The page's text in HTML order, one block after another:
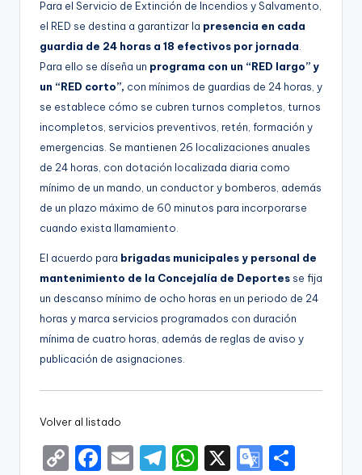
Para el Servicio de Extinción de Incendios y Salvamento,
el RED se destina a garantizar la presencia en cada
guardia de 24 horas a 18 efectivos por jornada.
Para ello se díseña un programa con un “RED largo” y
un “RED corto”, con mínimos de guardias de 24 horas, y
se establece cómo se cubren turnos completos, turnos
incompletos, servicios preventivos, retén, formación y
emergencias. Se mantienen 26 localizaciones anuales
de 24 horas, con dotación localizada diaria como
mínimo de un mando, un conductor y bomberos, además
de un plazo máximo de 60 minutos para incorporarse
cuando exista llamamiento.
El acuerdo para brigadas municipales y personal de
mantenimiento de la Concejalía de Deportes se fija
un descanso mínimo de ocho horas en un periodo de 24
horas y marca servicios programados con duración
mínima de cuatro horas, además de reglas de aviso y
publicación de asignaciones.
Volver al listado
C F
E
T
W X
G